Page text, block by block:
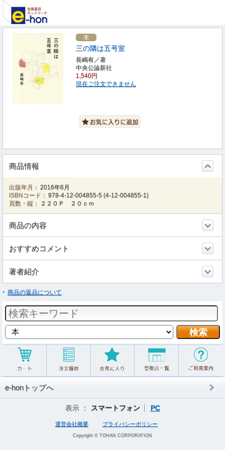
三の隣は五号室
長嶋有／著
中央公論新社
1,540円
現在ご注文できません
商品情報
出版年月： 2016年6月
ISBNコード： 978-4-12-004855-5 (4-12-004855-1)
頁数・縦：
２２０Ｐ ２０ｃｍ
商品の内容
おすすめコメント
著者紹介
商品の返品について
e-honトップへ
表示 ： スマートフォン PC
運営会社概要 プライバシーポリシー
Copyright © TOHAN CORPORATION